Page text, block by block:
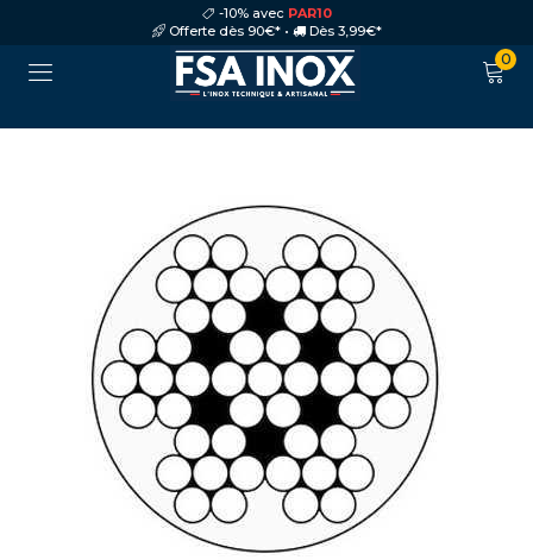
-10% avec PAR10
Offerte dès 90€* •
Dès 3,99€*
0